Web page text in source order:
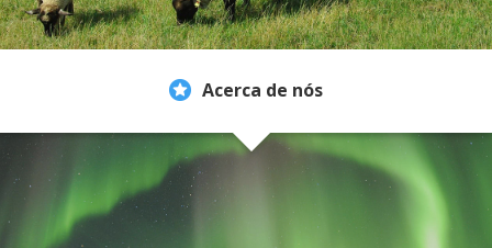
Acerca de nós